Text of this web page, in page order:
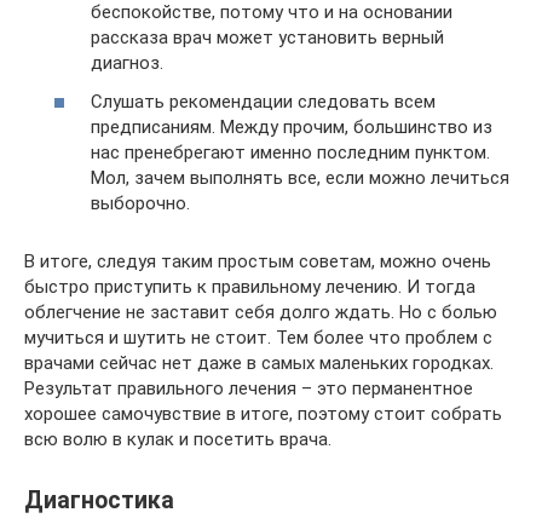
беспокойстве, потому что и на основании
рассказа врач может установить верный
диагноз.
Слушать рекомендации следовать всем
предписаниям. Между прочим, большинство из
нас пренебрегают именно последним пунктом.
Мол, зачем выполнять все, если можно лечиться
выборочно.
В итоге, следуя таким простым советам, можно очень
быстро приступить к правильному лечению. И тогда
облегчение не заставит себя долго ждать. Но с болью
мучиться и шутить не стоит. Тем более что проблем с
врачами сейчас нет даже в самых маленьких городках.
Результат правильного лечения – это перманентное
хорошее самочувствие в итоге, поэтому стоит собрать
всю волю в кулак и посетить врача.
Диагностика